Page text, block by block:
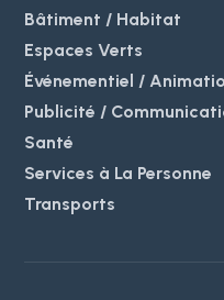
Bâtiment / Habitat
Espaces Verts
Événementiel /
Publicité /
Santé
Services à La Personne
Transports